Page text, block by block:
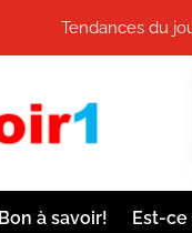
Tendances du
Bon à savoir! Est-